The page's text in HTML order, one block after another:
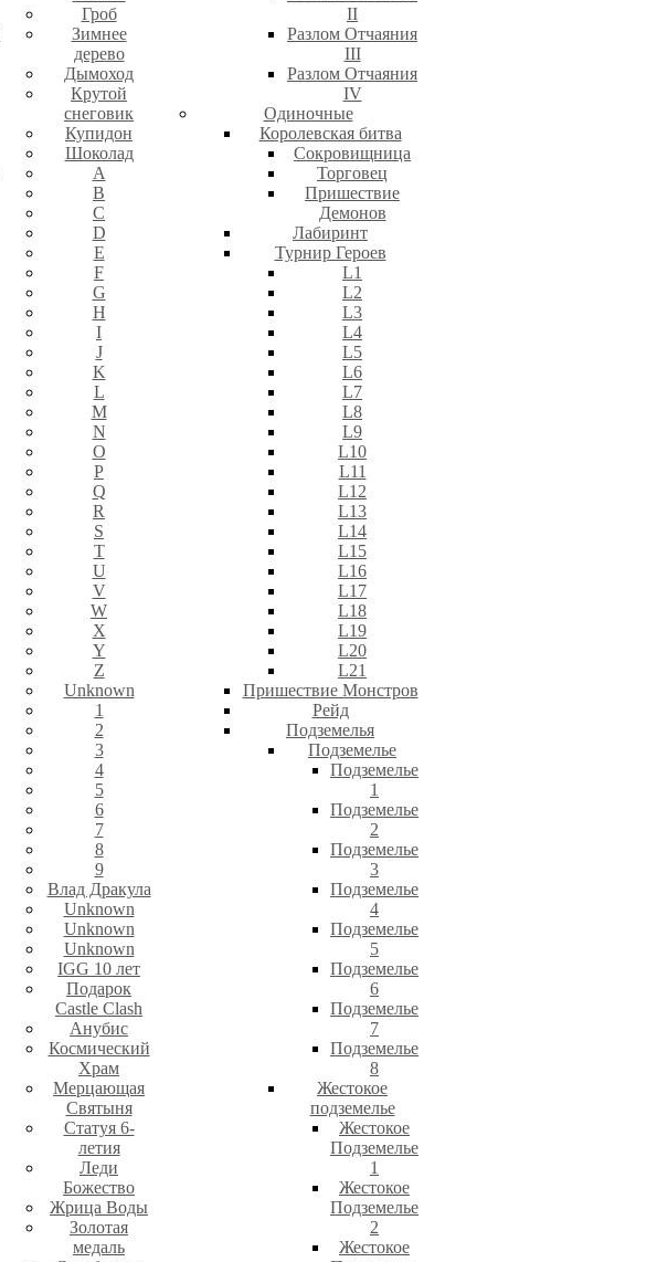
Гроб
Зимнее
дерево
Дымоход
Крутой
снеговик
Купидон
Шоколад
A
B
C
D
E
F
G
H
I
J
K
L
M
N
O
P
Q
R
S
T
U
V
W
X
Y
Z
Unknown
1
2
3
4
5
6
7
8
9
Влад Дракула
Unknown
Unknown
Unknown
IGG 10 лет
Подарок
Castle Clash
Анубис
Космический
Храм
Мерцающая
Святыня
Статуя 6-
летия
Леди
Божество
Жрица Воды
Золотая
медаль
II
Разлом Отчаяния
III
Разлом Отчаяния
IV
Одиночные
Королевская битва
Сокровищница
Торговец
Пришествие
Демонов
Лабиринт
Турнир Героев
L1
L2
L3
L4
L5
L6
L7
L8
L9
L10
L11
L12
L13
L14
L15
L16
L17
L18
L19
L20
L21
Пришествие Монстров
Рейд
Подземелья
Подземелье
Подземелье
1
Подземелье
2
Подземелье
3
Подземелье
4
Подземелье
5
Подземелье
6
Подземелье
7
Подземелье
8
Жестокое
подземелье
Жестокое
Подземелье
1
Жестокое
Подземелье
2
Жестокое